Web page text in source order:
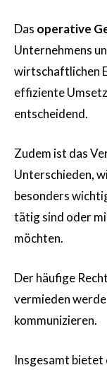
Das operative
Unternehmens
wirtschaftlichen
effiziente
entscheidend.
Zudem ist das
Unterschieden,
besonders
tätig sind oder
möchten.
Der häufige
vermieden
kommunizieren.
Insgesamt bietet